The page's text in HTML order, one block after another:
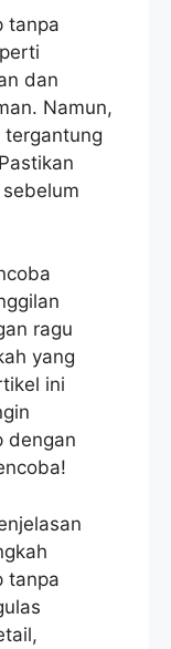
tanpa
dan
Namun,
ragu
yang
ini
dengan
tanpa